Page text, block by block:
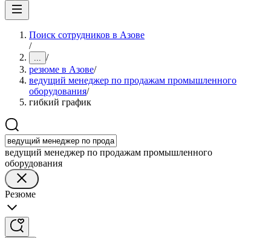
Поиск сотрудников в Азове
/
... /
резюме в Азове/
ведущий менеджер по продажам промышленного
оборудования/
гибкий график
ведущий менеджер по продажам промышленного
оборудования
Резюме